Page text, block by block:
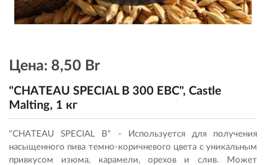
Цена: 8,50 Br
"CHATEAU SPECIAL B 300 EBC", Castle
Malting, 1 кг
"CHATEAU SPECIAL B" - Используется для получения
насыщенного пива темно-коричневого цвета с уникальным
привкусом изюма, карамели, орехов и слив. Может